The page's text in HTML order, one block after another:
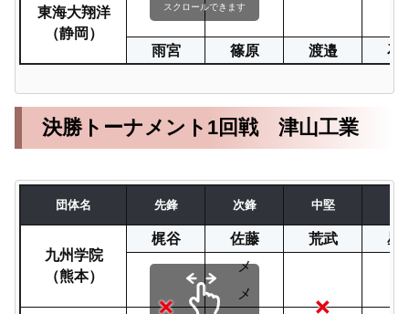
東海大翔洋
（静岡）
雨宮
篠原 渡邉 石
スクロールできます
決勝トーナメント1回戦 津山工業
団体名 先鋒 次鋒 中堅
九州学院
（熊本）
梶谷 佐藤 荒武
星
メ
メ